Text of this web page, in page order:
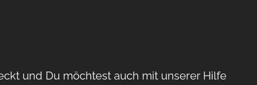
und Du möchtest auch mit unserer Hilfe